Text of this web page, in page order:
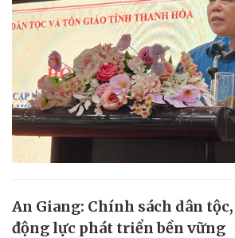
An Giang: Chính sách dân
động lực phát triển bền vững